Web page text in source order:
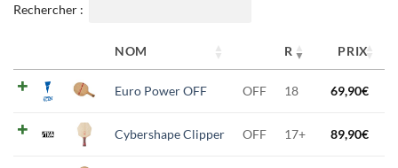
Rechercher :
NOM R PRIX
Euro Power OFF OFF 18 69,90€
Cybershape Clipper OFF 17+ 89,90€